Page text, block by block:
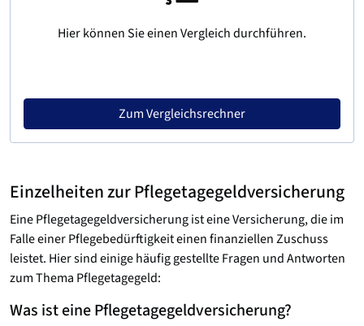
Hier können Sie einen Vergleich durchführen.
Zum Vergleichsrechner
Einzelheiten zur Pflegetagegeld­versicherung
Eine Pflegetagegeld­versicherung ist eine Versicherung, die im
Falle einer Pflegebedürftigkeit einen finanziellen Zuschuss
leistet. Hier sind einige häufig gestellte Fragen und Antworten
zum Thema Pflegetagegeld:
Was ist eine Pflegetagegeld­versicherung?